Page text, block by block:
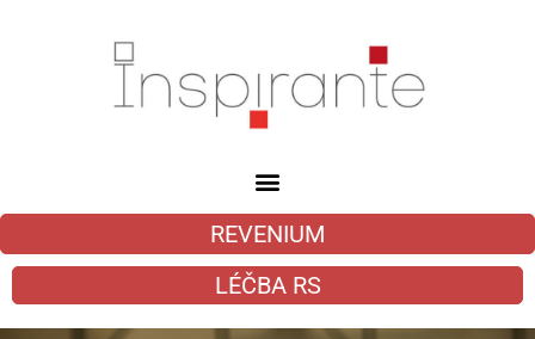
REVENIUM
LÉČBA RS